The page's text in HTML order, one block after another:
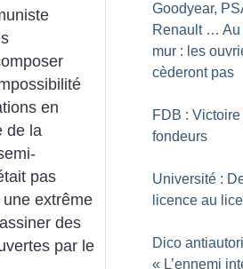
en
de la
pas
extrême
des
par le
Goodyear,
Renault … Au
mur : les
cèderont pas
FDB :
fondeurs
Université :
licence au
Dico
« L’ennemi